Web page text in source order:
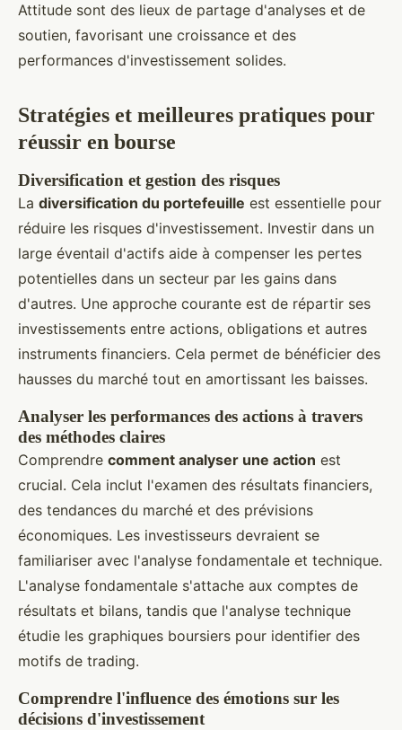
Attitude sont des lieux de partage d'analyses et de
soutien, favorisant une croissance et des
performances d'investissement solides.
Stratégies et meilleures pratiques pour
réussir en bourse
Diversification et gestion des risques
La diversification du portefeuille est essentielle pour
réduire les risques d'investissement. Investir dans un
large éventail d'actifs aide à compenser les pertes
potentielles dans un secteur par les gains dans
d'autres. Une approche courante est de répartir ses
investissements entre actions, obligations et autres
instruments financiers. Cela permet de bénéficier des
hausses du marché tout en amortissant les baisses.
Analyser les performances des actions à travers
des méthodes claires
Comprendre comment analyser une action est
crucial. Cela inclut l'examen des résultats financiers,
des tendances du marché et des prévisions
économiques. Les investisseurs devraient se
familiariser avec l'analyse fondamentale et technique.
L'analyse fondamentale s'attache aux comptes de
résultats et bilans, tandis que l'analyse technique
étudie les graphiques boursiers pour identifier des
motifs de trading.
Comprendre l'influence des émotions sur les
décisions d'investissement